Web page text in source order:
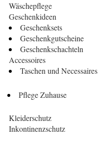
Wäschepflege
Geschenkideen
Geschenksets
Geschenkgutscheine
Geschenkschachteln
Accessoires
Taschen und Necessaires
Pflege Zuhause
Kleiderschutz
Inkontinenzschutz